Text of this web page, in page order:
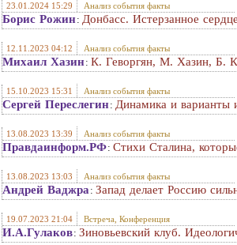
23.01.2024 15:29 Анализ события факты
Борис Рожин: Донбасс. Истерзанное
12.11.2023 04:12 Анализ события факты
Михаил Хазин: К. Геворгян, М. Хазин, Б.
15.10.2023 15:31 Анализ события факты
Сергей Переслегин: Динамика и варианты
13.08.2023 13:39 Анализ события факты
Правдаинформ.РФ: Стихи Сталина,
13.08.2023 13:03 Анализ события факты
Андрей Ваджра : Запад делает Россию
19.07.2023 21:04 Встреча, Конференция
И.А.Гулаков: Зиновьевский клуб.